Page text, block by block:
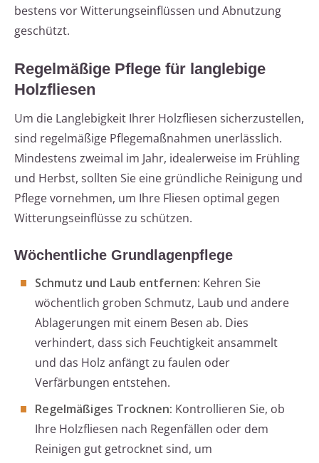
bestens vor Witterungseinflüssen und Abnutzung
geschützt.
Regelmäßige Pflege für langlebige
Holzfliesen
Um die Langlebigkeit Ihrer Holzfliesen sicherzustellen,
sind regelmäßige Pflegemaßnahmen unerlässlich.
Mindestens zweimal im Jahr, idealerweise im Frühling
und Herbst, sollten Sie eine gründliche Reinigung und
Pflege vornehmen, um Ihre Fliesen optimal gegen
Witterungseinflüsse zu schützen.
Wöchentliche Grundlagenpflege
Schmutz und Laub entfernen: Kehren Sie
wöchentlich groben Schmutz, Laub und andere
Ablagerungen mit einem Besen ab. Dies
verhindert, dass sich Feuchtigkeit ansammelt
und das Holz anfängt zu faulen oder
Verfärbungen entstehen.
Regelmäßiges Trocknen: Kontrollieren Sie, ob
Ihre Holzfliesen nach Regenfällen oder dem
Reinigen gut getrocknet sind, um